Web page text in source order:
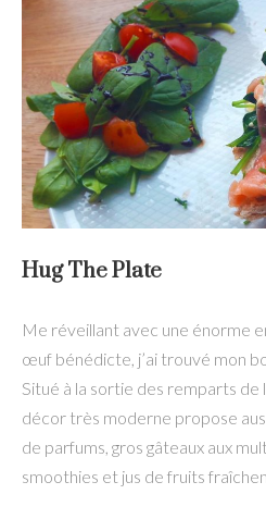
Hug The Plate
Me réveillant avec une énorme
œuf bénédicte, j’ai trouvé mon
Situé à la sortie des remparts de
décor très moderne propose
de parfums, gros gâteaux aux
smoothies et jus de fruits